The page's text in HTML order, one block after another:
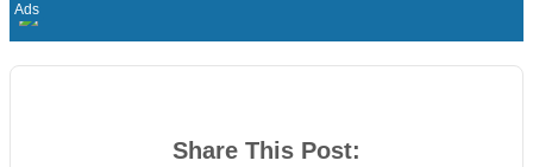
Share This Post: